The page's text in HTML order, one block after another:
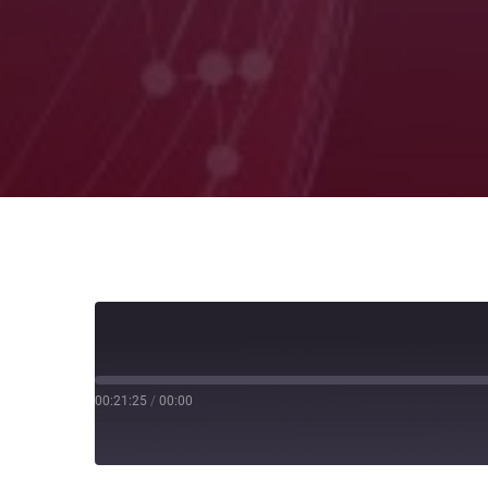
00:00
/
00:21:25